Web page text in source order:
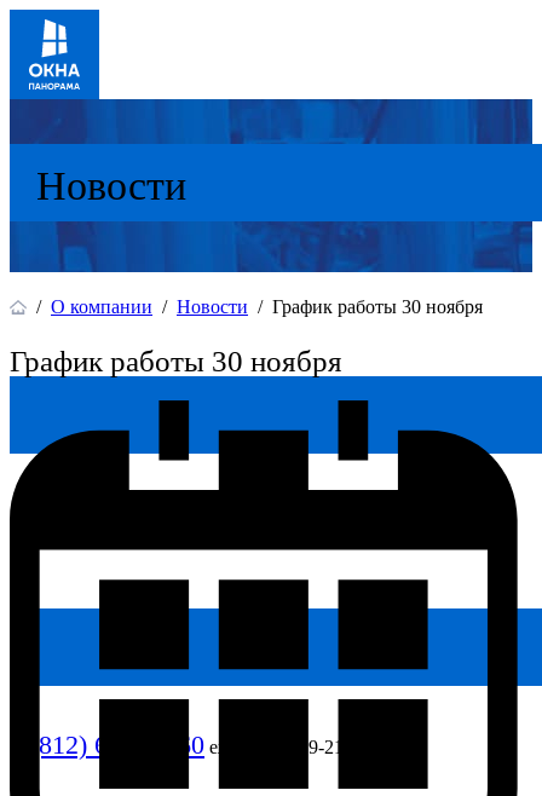
8 (812) 640-90-60 ежедневно, 9-21
Новости
/ О компании / Новости / График работы 30 ноября
График работы 30 ноября